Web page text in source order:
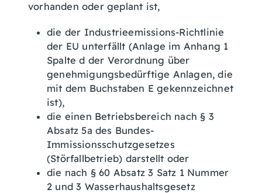
vorhanden oder geplant ist,
die der Industrieemissions-Richtlinie
der EU unterfällt (Anlage im Anhang 1
Spalte d der Verordnung über
genehmigungsbedürftige Anlagen, die
mit dem Buchstaben E gekennzeichnet
ist),
die einen Betriebsbereich nach § 3
Absatz 5a des Bundes-
Immissionsschutzgesetzes
(Störfallbetrieb) darstellt oder
die nach § 60 Absatz 3 Satz 1 Nummer
2 und 3 Wasserhaushaltsgesetz